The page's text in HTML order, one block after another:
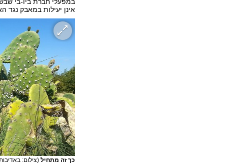
אינן יעילות במאבק נגד
כך זה מתחיל (צילום: באדיבות